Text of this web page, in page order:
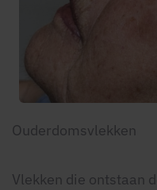
Ouderdomsvlekken
Vlekken die ontstaan